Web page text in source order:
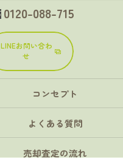
0120-088-715
LINEお問い合わ
せ
コンセプト
よくある質問
売却査定の流れ